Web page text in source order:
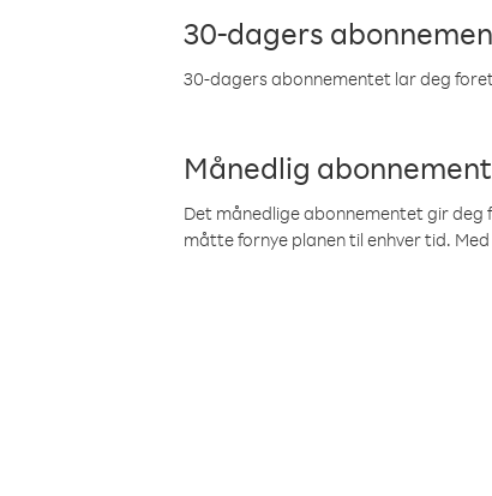
30-dagers
30-dagers abonnementet lar deg
Månedlig abonnement
Det månedlige abonnementet gir
måtte fornye planen til enhver tid.